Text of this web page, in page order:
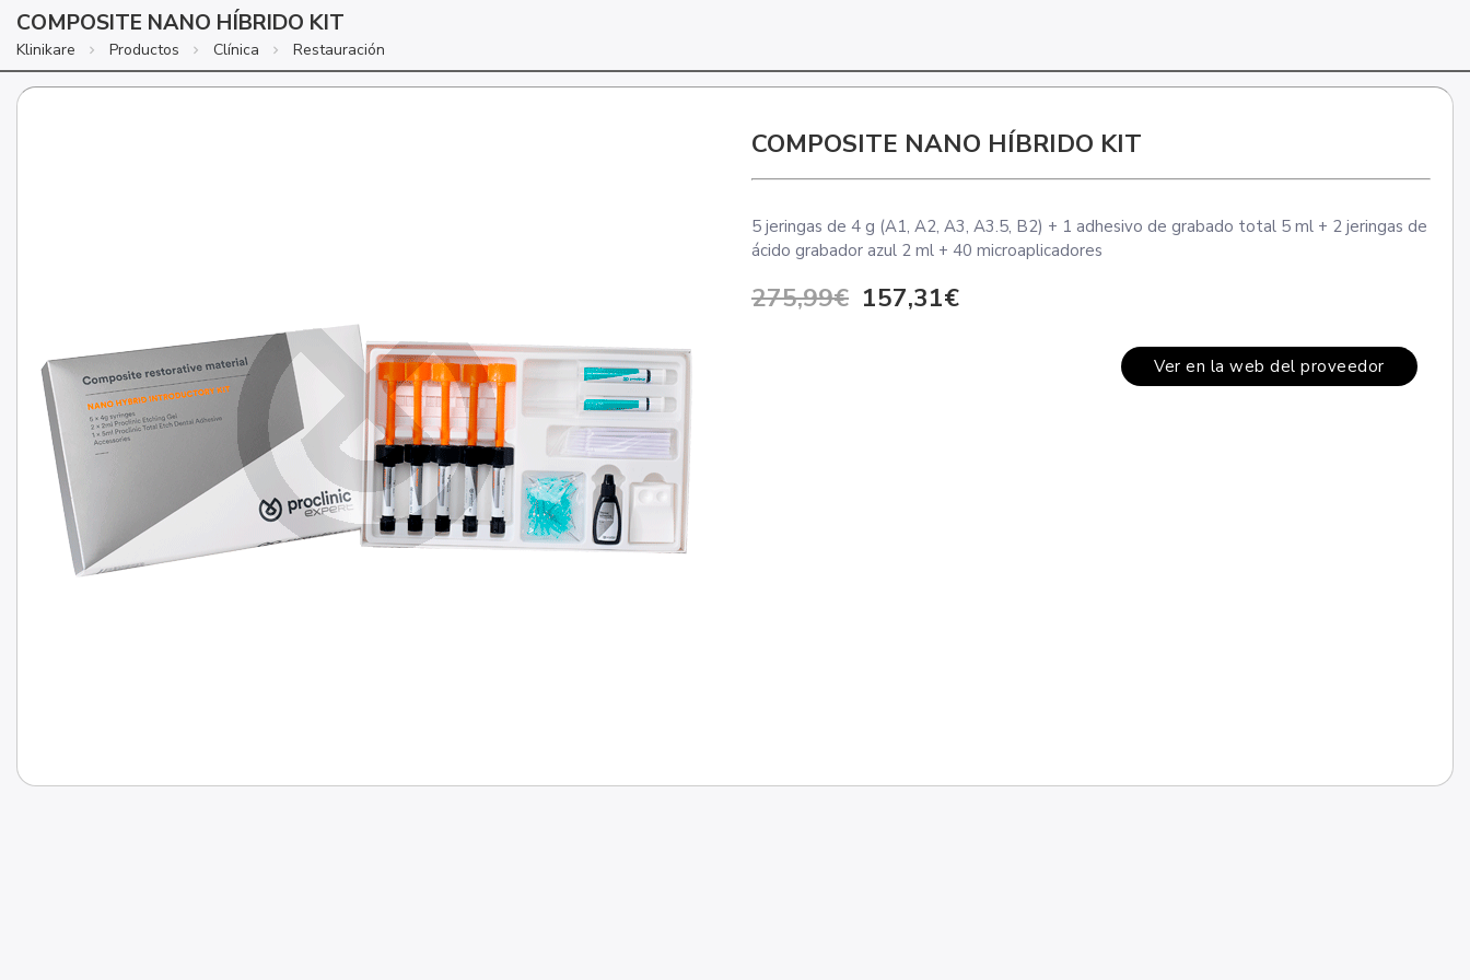
COMPOSITE NANO HÍBRIDO KIT
Klinikare Productos Clínica Restauración
COMPOSITE NANO HÍBRIDO KIT
5 jeringas de 4 g (A1, A2, A3, A3.5, B2) + 1 adhesivo de grabado total 5 ml + 2 jeringas de
ácido grabador azul 2 ml + 40 microaplicadores
275,99€ 157,31€
Ver en la web del proveedor